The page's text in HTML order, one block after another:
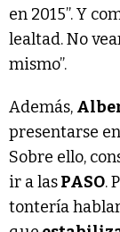
en 2015”. Y
lealtad. No
mismo”.
Además,
presentarse
Sobre ello,
ir a lasPASO.
tontería